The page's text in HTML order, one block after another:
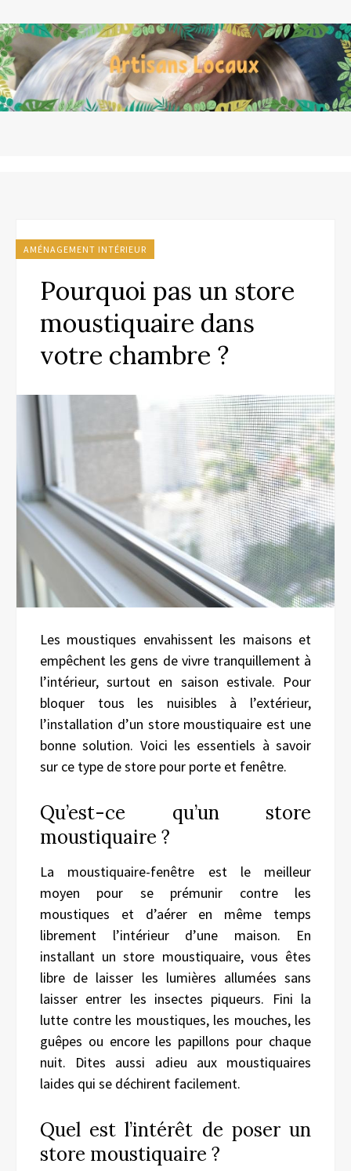
AMÉNAGEMENT INTÉRIEUR
Pourquoi pas un store
moustiquaire dans
votre chambre ?
Les moustiques envahissent les maisons et
empêchent les gens de vivre tranquillement à
l’intérieur, surtout en saison estivale. Pour
bloquer tous les nuisibles à l’extérieur,
l’installation d’un store moustiquaire est une
bonne solution. Voici les essentiels à savoir
sur ce type de store pour porte et fenêtre.
Qu’est-ce qu’un store
moustiquaire ?
La moustiquaire-fenêtre est le meilleur
moyen pour se prémunir contre les
moustiques et d’aérer en même temps
librement l’intérieur d’une maison. En
installant un store moustiquaire, vous êtes
libre de laisser les lumières allumées sans
laisser entrer les insectes piqueurs. Fini la
lutte contre les moustiques, les mouches, les
guêpes ou encore les papillons pour chaque
nuit. Dites aussi adieu aux moustiquaires
laides qui se déchirent facilement.
Quel est l’intérêt de poser un
store moustiquaire ?